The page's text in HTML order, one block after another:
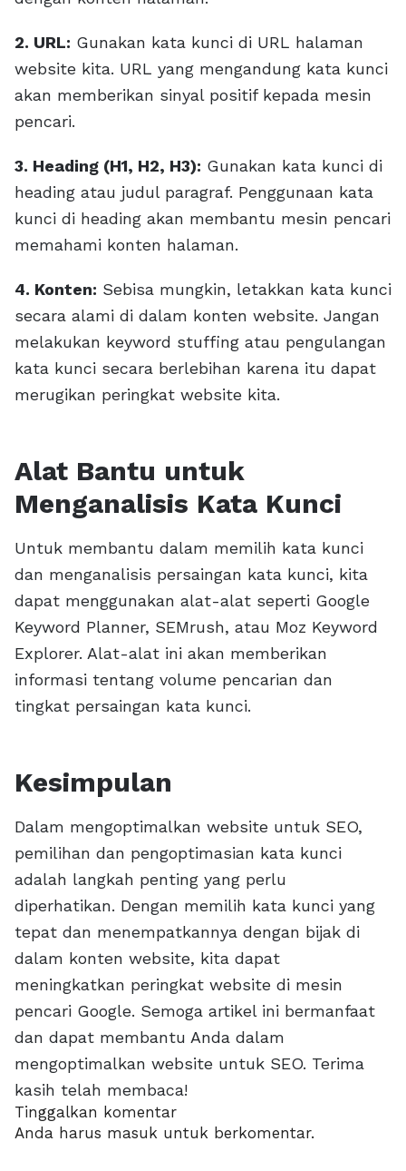
2. URL: Gunakan kata kunci di URL halaman
website kita. URL yang mengandung kata kunci
akan memberikan sinyal positif kepada mesin
pencari.
3. Heading (H1, H2, H3): Gunakan kata kunci di
heading atau judul paragraf. Penggunaan kata
kunci di heading akan membantu mesin pencari
memahami konten halaman.
4. Konten: Sebisa mungkin, letakkan kata kunci
secara alami di dalam konten website. Jangan
melakukan keyword stuffing atau pengulangan
kata kunci secara berlebihan karena itu dapat
merugikan peringkat website kita.
Alat Bantu untuk
Menganalisis Kata Kunci
Untuk membantu dalam memilih kata kunci
dan menganalisis persaingan kata kunci, kita
dapat menggunakan alat-alat seperti Google
Keyword Planner, SEMrush, atau Moz Keyword
Explorer. Alat-alat ini akan memberikan
informasi tentang volume pencarian dan
tingkat persaingan kata kunci.
Kesimpulan
Dalam mengoptimalkan website untuk SEO,
pemilihan dan pengoptimasian kata kunci
adalah langkah penting yang perlu
diperhatikan. Dengan memilih kata kunci yang
tepat dan menempatkannya dengan bijak di
dalam konten website, kita dapat
meningkatkan peringkat website di mesin
pencari Google. Semoga artikel ini bermanfaat
dan dapat membantu Anda dalam
mengoptimalkan website untuk SEO. Terima
kasih telah membaca!
Tinggalkan komentar
Anda harus masuk untuk berkomentar.